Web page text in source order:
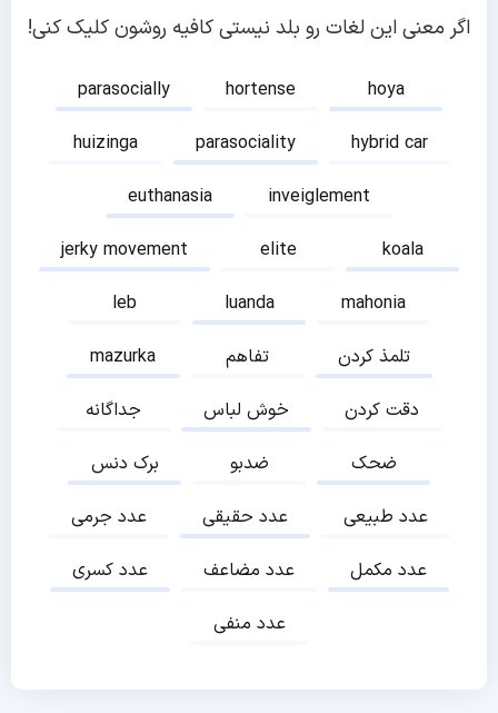
اگر معنی این لغات رو بلد نیستی کافیه روشون کلیک کنی!
parasocially hortense
hoya
huizinga
parasociality
hybrid car
euthanasia
inveiglement
jerky movement
elite
koala
leb
luanda
mahonia
mazurka
تفاهم
تلمذ کردن
جداگانه
خوش لباس
دقت کردن
برک دنس
ضدبو
ضحک
عدد جرمی
عدد حقیقی
عدد طبیعی
عدد کسری
عدد مضاعف
عدد مکمل
عدد منفی